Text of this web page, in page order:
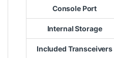
Console Port
Internal Storage
Included Transceivers